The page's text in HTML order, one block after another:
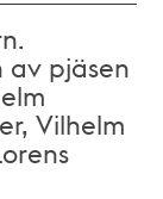
av pjäsen
Vilhelm